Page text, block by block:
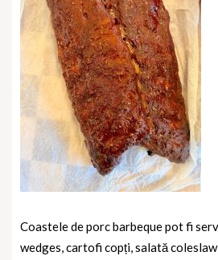
Coastele de porc barbeque pot fi
wedges, cartofi copți, salată